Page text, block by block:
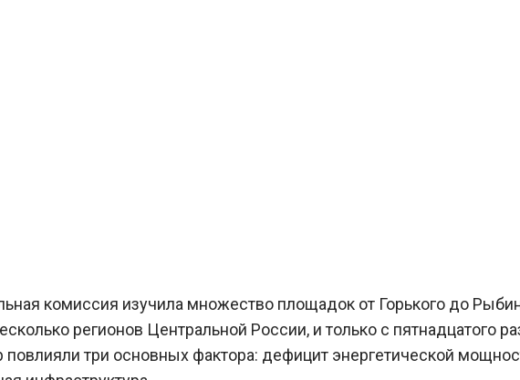
комиссия изучила множество площадок от Горького до
регионов Центральной России, и только с пятнадцатого
три основных фактора: дефицит энергетической